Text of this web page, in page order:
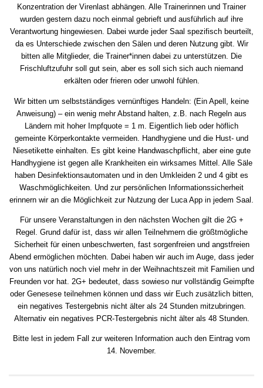
Konzentration der Virenlast abhängen. Alle Trainerinnen und Trainer
wurden gestern dazu noch einmal gebrieft und ausführlich auf ihre
Verantwortung hingewiesen. Dabei wurde jeder Saal spezifisch beurteilt,
da es Unterschiede zwischen den Sälen und deren Nutzung gibt. Wir
bitten alle Mitglieder, die Trainer*innen dabei zu unterstützen. Die
Frischluftzufuhr soll gut sein, aber es soll sich sich auch niemand
erkälten oder frieren oder unwohl fühlen.
Wir bitten um selbstständiges vernünftiges Handeln: (Ein Apell, keine
Anweisung) – ein wenig mehr Abstand halten, z.B. nach Regeln aus
Ländern mit hoher Impfquote = 1 m. Eigentlich lieb oder höflich
gemeinte Körperkontakte vermeiden. Handhygiene und die Hust- und
Niesetikette einhalten. Es gibt keine Handwaschpflicht, aber eine gute
Handhygiene ist gegen alle Krankheiten ein wirksames Mittel. Alle Säle
haben Desinfektionsautomaten und in den Umkleiden 2 und 4 gibt es
Waschmöglichkeiten. Und zur persönlichen Informationssicherheit
erinnern wir an die Möglichkeit zur Nutzung der Luca App in jedem Saal.
Für unsere Veranstaltungen in den nächsten Wochen gilt die 2G +
Regel. Grund dafür ist, dass wir allen Teilnehmern die größtmögliche
Sicherheit für einen unbeschwerten, fast sorgenfreien und angstfreien
Abend ermöglichen möchten. Dabei haben wir auch im Auge, dass jeder
von uns natürlich noch viel mehr in der Weihnachtszeit mit Familien und
Freunden vor hat. 2G+ bedeutet, dass sowieso nur vollständig Geimpfte
oder Genesese teilnehmen können und dass wir Euch zusätzlich bitten,
ein negatives Testergebnis nicht älter als 24 Stunden mitzubringen.
Alternativ ein negatives PCR-Testergebnis nicht älter als 48 Stunden.
Bitte lest in jedem Fall zur weiteren Information auch den Eintrag vom
14. November.